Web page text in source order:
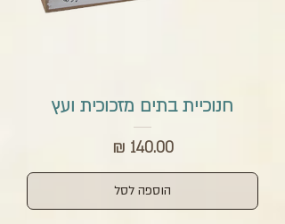
חנוכיית בתים מזכוכית ועץ
מחיר‏140.00 ‏₪
הוספה לסל